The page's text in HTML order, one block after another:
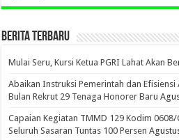
BERITA TERBARU
Mulai Seru, Kursi Ketua PGRI Lahat Akan
Abaikan Instruksi Pemerintah dan Efisiensi
Bulan Rekrut 29 Tenaga Honorer Baru
Capaian Kegiatan TMMD 129 Kodim
Seluruh Sasaran Tuntas 100 Persen